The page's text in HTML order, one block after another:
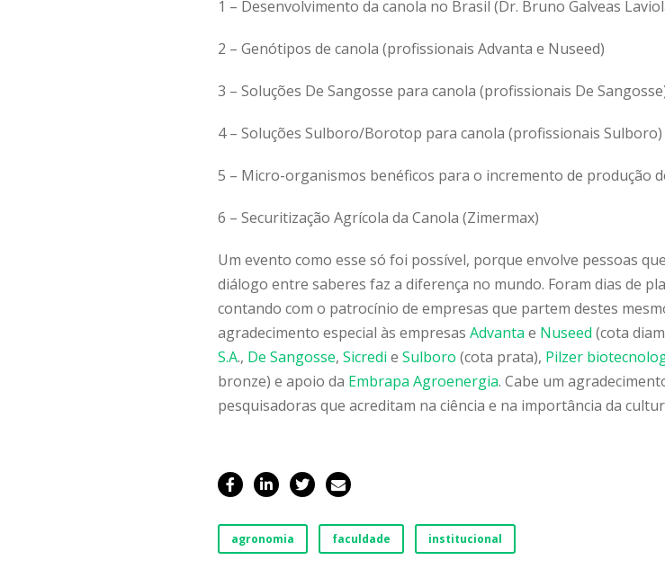
1 – Desenvolvimento da canola no Brasil (Dr. Bruno Galveas
2 – Genótipos de canola (profissionais Advanta e Nuseed)
3 – Soluções De Sangosse para canola (profissionais De
4 – Soluções Sulboro/Borotop para canola (profissionais Sulboro)
5 – Micro-organismos benéficos para o incremento de produção
6 – Securitização Agrícola da Canola (Zimermax)
Um evento como esse só foi possível, porque envolve pessoas
diálogo entre saberes faz a diferença no mundo. Foram dias de
contando com o patrocínio de empresas que partem destes
agradecimento especial às empresas Advanta e Nuseed (cota
S.A., De Sangosse, Sicredi e Sulboro (cota prata), Pilzer
bronze) e apoio da Embrapa Agroenergia. Cabe um
pesquisadoras que acreditam na ciência e na importância da
agronomia faculdade institucional